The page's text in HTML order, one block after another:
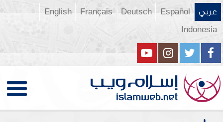
عربي Español
Deutsch
Français
English
Indonesia